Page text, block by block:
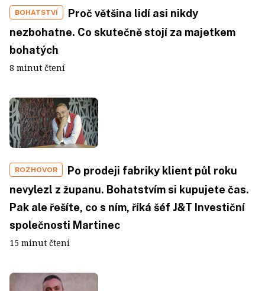
BOHATSTVÍ
Proč většina lidí asi nikdy
nezbohatne. Co skutečně stojí za majetkem
bohatých
8 minut čtení
ROZHOVOR
Po prodeji fabriky klient půl roku
nevylezl z županu. Bohatstvím si kupujete čas.
Pak ale řešíte, co s ním, říká šéf J&T Investiční
společnosti Martinec
15 minut čtení